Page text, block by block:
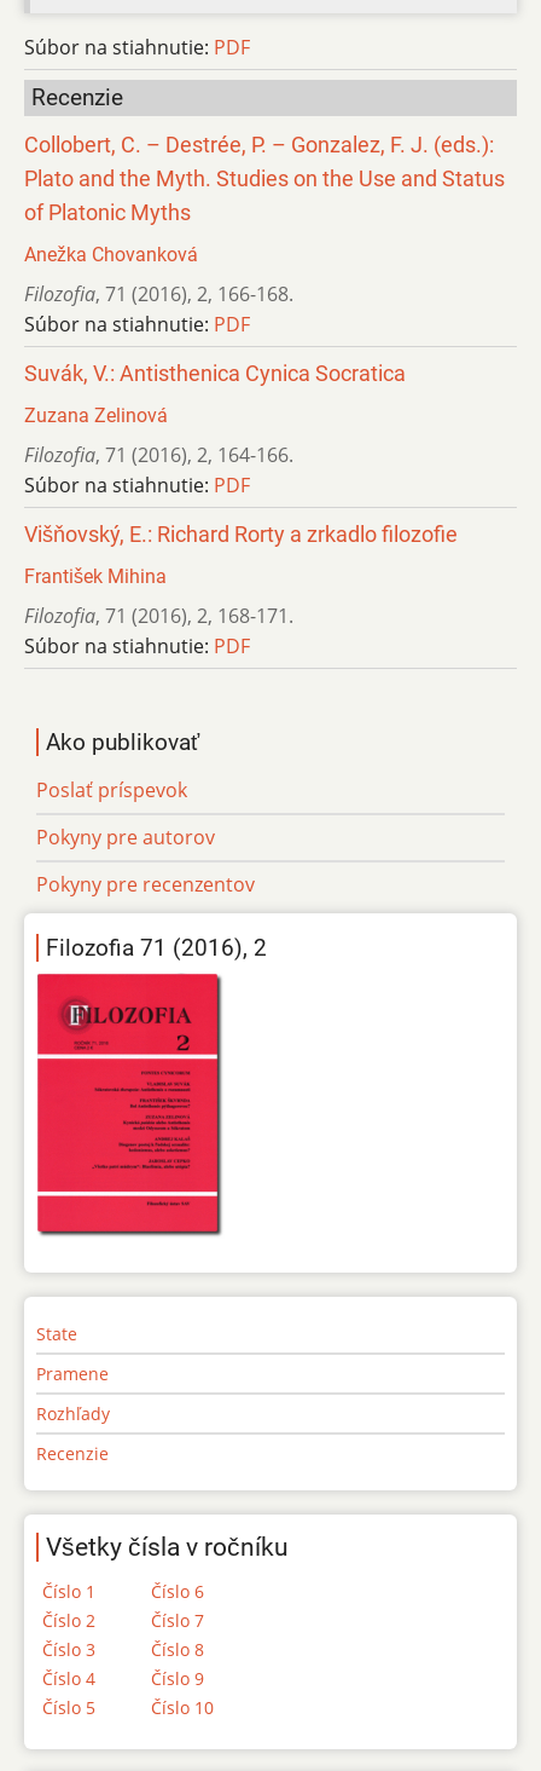
Súbor na stiahnutie: PDF
Recenzie
Collobert, C. – Destrée, P. – Gonzalez, F. J. (eds.):
Plato and the Myth. Studies on the Use and Status
of Platonic Myths
Anežka Chovanková
Filozofia, 71 (2016), 2, 166-168.
Súbor na stiahnutie: PDF
Suvák, V.: Antisthenica Cynica Socratica
Zuzana Zelinová
Filozofia, 71 (2016), 2, 164-166.
Súbor na stiahnutie: PDF
Višňovský, E.: Richard Rorty a zrkadlo filozofie
František Mihina
Filozofia, 71 (2016), 2, 168-171.
Súbor na stiahnutie: PDF
Ako publikovať
Poslať príspevok
Pokyny pre autorov
Pokyny pre recenzentov
Filozofia 71 (2016), 2
State
Pramene
Rozhľady
Recenzie
Všetky čísla v ročníku
Číslo 1
Číslo 2
Číslo 3
Číslo 4
Číslo 5
Číslo 6
Číslo 7
Číslo 8
Číslo 9
Číslo 10